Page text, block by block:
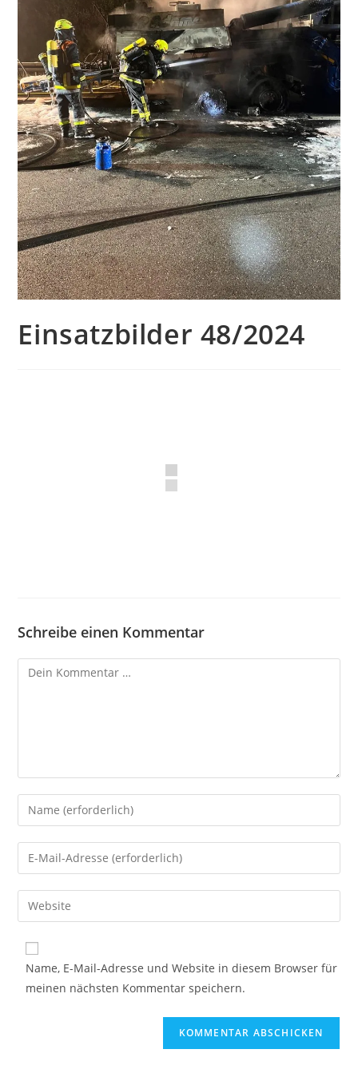
Einsatzbilder 48/2024
Schreibe einen Kommentar
Name, E-Mail-Adresse und Website in diesem Browser für
meinen nächsten Kommentar speichern.